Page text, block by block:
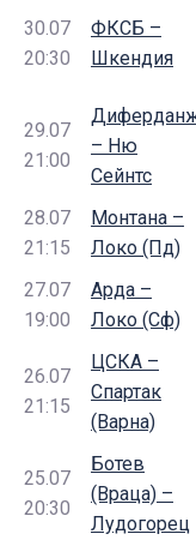
30.07
20:30
ФКСБ –
Шкендия
29.07
21:00
– Ню
Сейнтс
28.07
21:15
Монтана –
Локо (Пд)
27.07
19:00
Арда –
Локо (Сф)
26.07
21:15
ЦСКА –
Спартак
(Варна)
25.07
20:30
Ботев
(Враца) –
Лудогорец